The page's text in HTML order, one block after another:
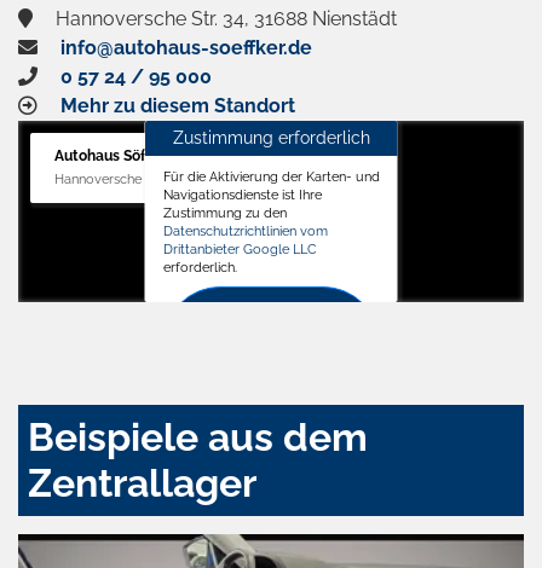
Hannoversche Str. 34, 31688 Nienstädt
info@autohaus-soeffker.de
0 57 24 / 95 000
Mehr zu diesem Standort
Autohaus Söffker GmbH
Hannoversche Str. 34, 31688 Nienstädt
Zustimmung erforderlich
Für die Aktivierung der Karten- und
Navigationsdienste ist Ihre
Zustimmung zu den
Datenschutzrichtlinien vom
Drittanbieter Google LLC
erforderlich.
Beispiele aus dem
Zentrallager